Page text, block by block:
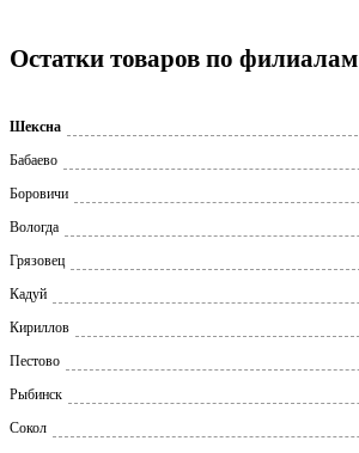
Остатки товаров по филиалам
Шексна
Бабаево
Боровичи
Вологда
Грязовец
Кадуй
Кириллов
Пестово
Рыбинск
Сокол